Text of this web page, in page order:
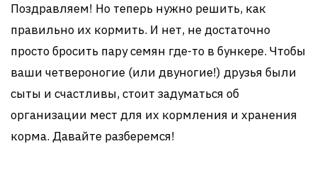
Поздравляем! Но теперь нужно решить, как
правильно их кормить. И нет, не достаточно
просто бросить пару семян где-то в бункере. Чтобы
ваши четвероногие (или двуногие!) друзья были
сыты и счастливы, стоит задуматься об
организации мест для их кормления и хранения
корма. Давайте разберемся!